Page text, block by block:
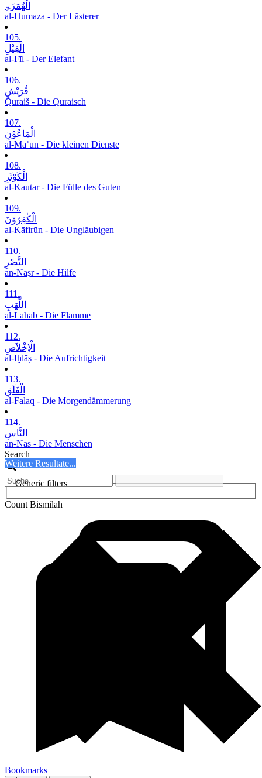
الْھُمَزَۃِ
al-Humaza - Der Lästerer
105.
الْفِیْلِ
al-Fīl - Der Elefant
106.
قُرَیْشٍ
Quraiš - Die Quraisch
107.
الْمَاعُوْنِ
al-Māʿūn - Die kleinen Dienste
108.
الْکَوْثَرِ
al-Kauṯar - Die Fülle des Guten
109.
الْکٰفِرُوْنَ
al-Kāfirūn - Die Ungläubigen
110.
النَّصْرِ
an-Naṣr - Die Hilfe
111.
اللَّھَبِ
al-Lahab - Die Flamme
112.
الْاِخْلاَصِ
al-Iḫlāṣ - Die Aufrichtigkeit
113.
الْفَلَقِ
al-Falaq - Die Morgendämmerung
114.
النَّاسِ
an-Nās - Die Menschen
Search
Weitere Resultate...
Generic filters
Count Bismilah
Bookmarks